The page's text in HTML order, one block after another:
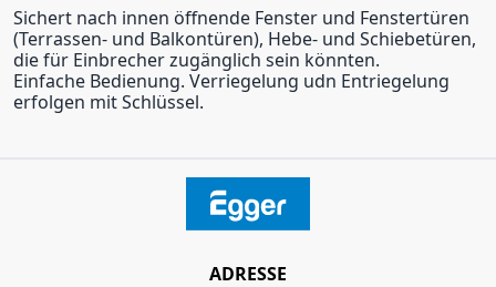
Sichert nach innen öffnende Fenster und Fenstertüren
(Terrassen- und Balkontüren), Hebe- und Schiebetüren,
die für Einbrecher zugänglich sein könnten.
Einfache Bedienung. Verriegelung udn Entriegelung
erfolgen mit Schlüssel.
ADRESSE